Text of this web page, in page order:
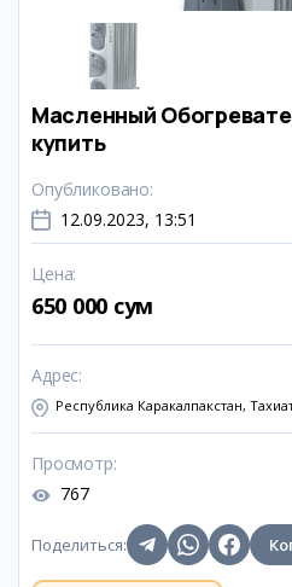
Масленный
купить
Опубликовано:
12.09.2023, 13:51
Цена:
650 000 сум
Адрес:
Республика Каракалпакстан,
Просмотр:
767
Поделиться: